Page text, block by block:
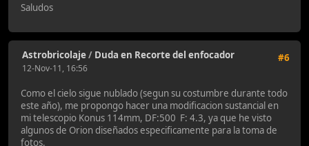
Saludos
#6
Astrobricolaje/ Duda en Recorte del enfocador
12-Nov-11, 16:56
Como el cielo sigue nublado (segun su costumbre durante todo
este año), me propongo hacer una modificacion sustancial en
mi telescopio Konus 114mm, DF:500 F: 4.3, ya que he visto
algunos de Orion diseñados especificamente para la toma de
fotos.